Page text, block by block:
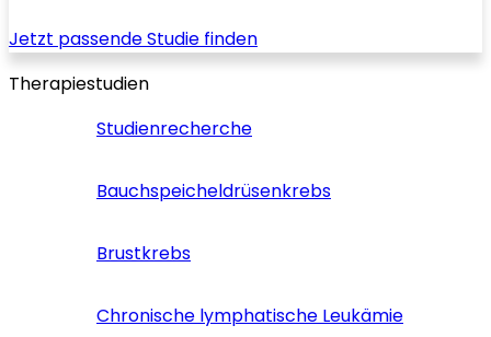
Jetzt passende Studie finden
Therapiestudien
Studienrecherche
Bauchspeicheldrüsenkrebs
Brustkrebs
Chronische lymphatische Leukämie